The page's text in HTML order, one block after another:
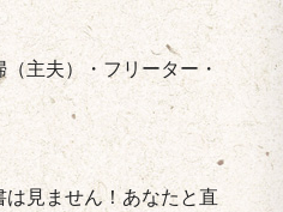
夫）・フリーター・
見ません！あなたと直